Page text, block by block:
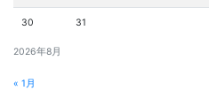
2026年8月
30 31
« 1月